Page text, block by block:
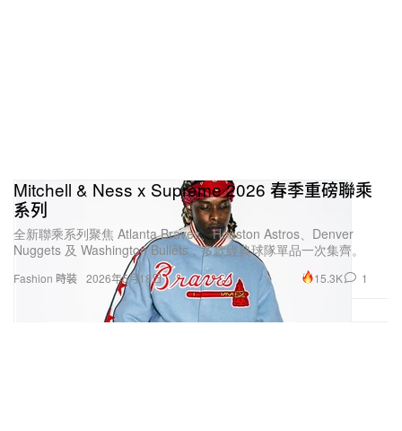
Fashion 時裝
Mitchell & Ness x Supreme 2026 春季重磅聯乘
系列
全新聯乘系列聚焦 Atlanta Braves、Houston Astros、Denver
Nuggets 及 Washington Bullets，多款經典球隊單品一次集齊。
2026年5月18日 15.3K 1